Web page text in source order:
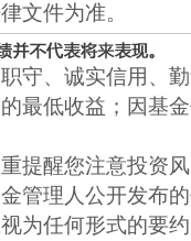
文件为准。
守、诚实信用、
最低收益；因基
提醒您注意投资
管理人公开发布
为任何形式的要